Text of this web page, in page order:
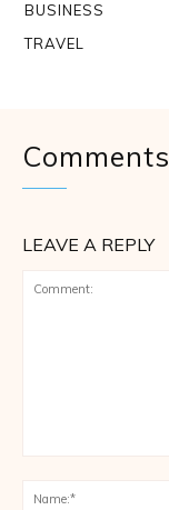
BUSINESS
TRAVEL
Comments
LEAVE A REPLY